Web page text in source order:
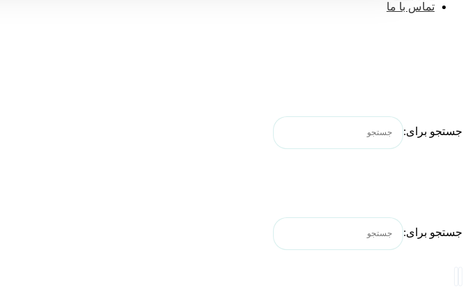
تماس با ما
جستجو برای:
جستجو برای: